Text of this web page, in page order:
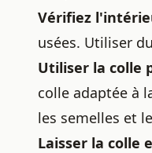
Vérifiez
usées. Utiliser
Utiliser la colle
colle adaptée à
les semelles et
Laisser la colle